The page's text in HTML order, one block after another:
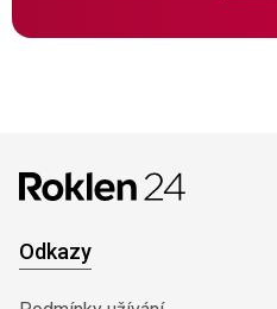
Odkazy